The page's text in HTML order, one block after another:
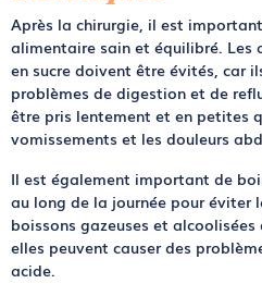
Après la chirurgie, il est
alimentaire sain et équilibré. Les
en sucre doivent être évités, car
problèmes de digestion et de
être pris lentement et en petites
vomissements et les douleurs
Il est également important de
au long de la journée pour éviter
boissons gazeuses et
elles peuvent causer des
acide.